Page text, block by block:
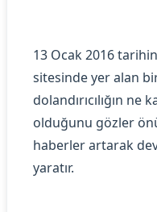
13 Ocak 2016
sitesinde yer alan
dolandırıcılığın
olduğunu gözler
haberler artarak
yaratır.